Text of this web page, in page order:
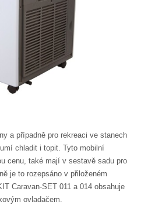
a případně pro rekreaci ve stanech
chladit i topit. Tyto mobilní
cenu, také mají v sestavě sadu pro
je to rozepsáno v přiloženém
Caravan-SET 011 a 014 obsahuje
ovladačem.